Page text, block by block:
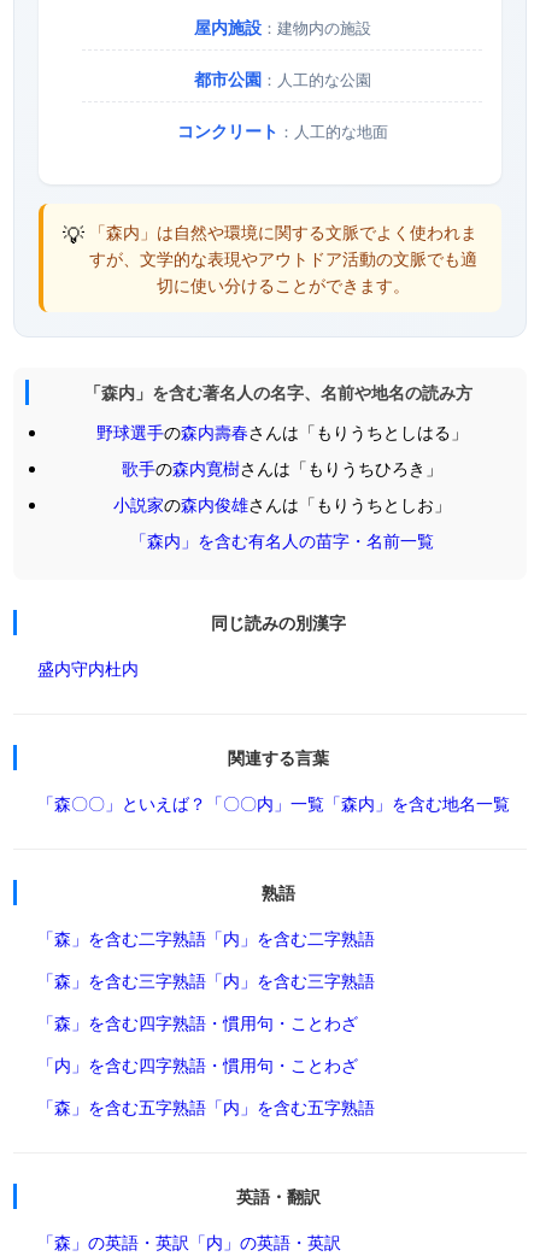
屋内施設：建物内の施設
都市公園：人工的な公園
コンクリート ：人工的な地面
💡 「森内」は自然や環境に関する文脈でよく使われま
すが、文学的な表現やアウトドア活動の文脈でも適
切に使い分けることができます。
「森内」を含む著名人の名字、名前や地名の読み方
野球選手の森内壽春さんは「もりうちとしはる」
歌手の森内寛樹さんは「もりうちひろき」
小説家の森内俊雄さんは「もりうちとしお」
「森内」を含む有名人の苗字・名前一覧
同じ読みの別漢字
盛内守内杜内
関連する言葉
「森〇〇」といえば？ 「〇〇内」一覧 「森内」を含む地名一覧
熟語
「森」を含む二字熟語 「内」を含む二字熟語
「森」を含む三字熟語 「内」を含む三字熟語
「森」を含む四字熟語・慣用句・ことわざ
「内」を含む四字熟語・慣用句・ことわざ
「森」を含む五字熟語 「内」を含む五字熟語
英語・翻訳
「森」の英語・英訳 「内」の英語・英訳